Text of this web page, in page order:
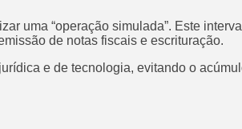
uma “operação simulada”. Este
de notas fiscais e escrituração.
e de tecnologia, evitando o